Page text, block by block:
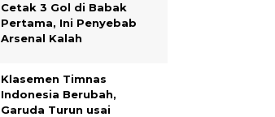
Cetak 3 Gol di Babak
Pertama, Ini Penyebab
Arsenal Kalah
Klasemen Timnas
Indonesia Berubah,
Garuda Turun usai